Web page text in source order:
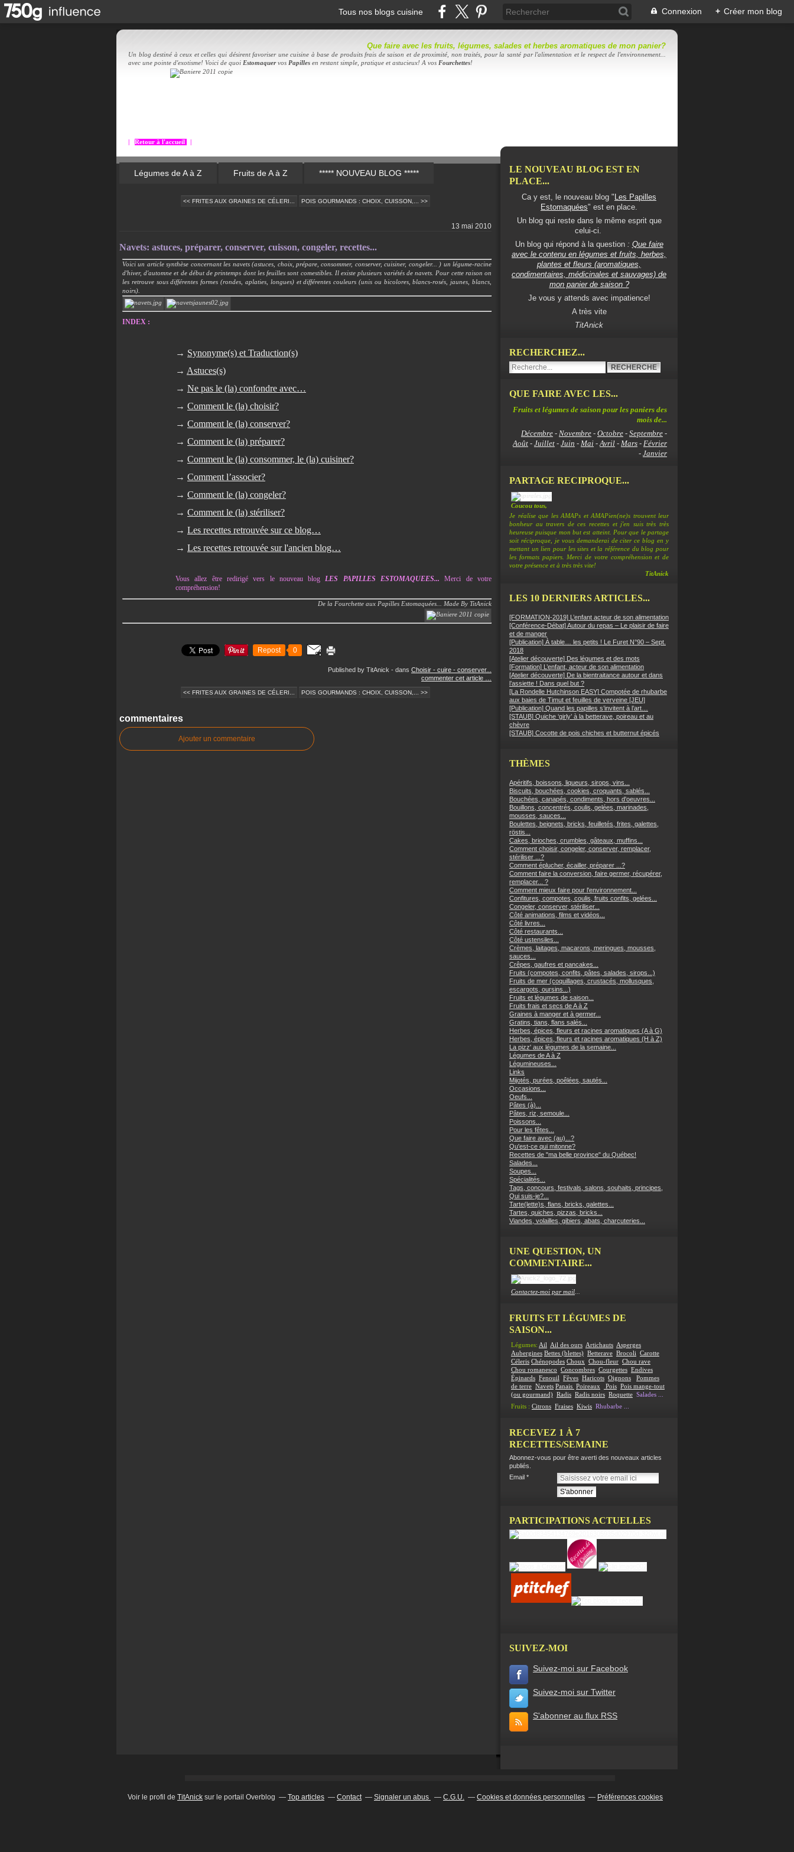
Tous nos blogs cuisine Connexion + Créer mon blog
Que faire avec les fruits, légumes, salades et herbes aromatiques de mon panier?
Un blog destiné à ceux et celles qui désirent favoriser une cuisine à base de produits frais de saison et de proximité, non traités, pour la santé par l'alimentation et le respect de l'environnement...
avec une pointe d'exotisme! Voici de quoi Estomaquervos Papilles en restant simple, pratique et astucieux! A vos Fourchettes!
Retour à l'accueil
Légumes de A à Z Fruits de A à Z ***** NOUVEAU BLOG *****
<< FRITES AUX GRAINES DE CÉLERI... POIS GOURMANDS : CHOIX, CUISSON,... >>
13 mai 2010
Navets: astuces, préparer, conserver, cuisson, congeler, recettes...
Voici un article synthèse concernant les navets (astuces, choix, prépare, consommer, conserver, cuisiner, congeler... ) un légume-racine
d'hiver, d'automne et de début de printemps dont les feuilles sont comestibles. Il existe plusieurs variétés de navets. Pour cette raison on
les retrouve sous différentes formes (rondes, aplaties, longues) et différentes couleurs (unis ou bicolores, blancs-rosés, jaunes, blancs,
noirs).
INDEX :
→ Synonyme(s) et Traduction(s)
→ Astuces(s)
→ Ne pas le (la) confondre avec…
→ Comment le (la) choisir?
→ Comment le (la) conserver?
→ Comment le (la) préparer?
→ Comment le (la) consommer, le (la) cuisiner?
→ Comment l’associer?
→ Comment le (la) congeler?
→ Comment le (la) stériliser?
→ Les recettes retrouvée sur ce blog…
→ Les recettes retrouvée sur l'ancien blog…
Vous allez être redirigé vers le nouveau blogLES PAPILLES ESTOMAQUEES...Merci de votre
compréhension!
De la Fourchette aux Papilles Estomaquées... Made By TitAnick
Repost 0
Published by TitAnick - dans Choisir - cuire - conserver...
commenter cet article
<< FRITES AUX GRAINES DE CÉLERI... POIS GOURMANDS : CHOIX, CUISSON,... >>
commentaires
Ajouter un commentaire
LE NOUVEAU BLOG EST EN
PLACE...
Ca y est, le nouveau blog " Les Papilles
Estomaquées" est en place.
Un blog qui reste dans le même esprit que
celui-ci.
Un blog qui répond à la question : Que faire
avec le contenu en légumes et fruits, herbes,
plantes et fleurs (aromatiques,
condimentaires, médicinales et sauvages) de
mon panier de saison ?
Je vous y attends avec impatience!
A très vite
TitAnick
RECHERCHEZ...
QUE FAIRE AVEC LES...
Fruits et légumes de saison pour les paniers des
mois de...
Décembre - Novembre - Octobre - Septembre -
Août - Juillet - Juin - Mai -Avril - Mars - Février
- Janvier
PARTAGE RECIPROQUE...
Coucou tous,
Je réalise que les AMAPs et AMAPien(ne)s trouvent leur
bonheur au travers de ces recettes et j'en suis très très
heureuse puisque mon but est atteint. Pour que le partage
soit réciproque, je vous demanderai de citer ce blog en y
mettant un lien pour les sites et la référence du blog pour
les formats papiers. Merci de votre compréhension et de
votre présence et à très très vite!
TitAnick
LES 10 DERNIERS ARTICLES...
[FORMATION-2019] L’enfant acteur de son alimentation
[Conférence-Débat] Autour du repas – Le plaisir de faire
et de manger
[Publication] À table… les petits ! Le Furet N°90 – Sept.
2018
[Atelier découverte] Des légumes et des mots
[Formation] L’enfant, acteur de son alimentation
[Atelier découverte] De la bientraitance autour et dans
l’assiette ! Dans quel but ?
[La Rondelle Hutchinson EASY] Compotée de rhubarbe
aux baies de Timut et feuilles de verveine [JEU]
[Publication] Quand les papilles s’invitent à l’art…
[STAUB] Quiche ‘girly’ à la betterave, poireau et au
chèvre
[STAUB] Cocotte de pois chiches et butternut épicés
THÈMES
Apéritifs, boissons, liqueurs, sirops, vins...
Biscuits, bouchées, cookies, croquants, sablés...
Bouchées, canapés, condiments, hors d'oeuvres...
Bouillons, concentrés, coulis, gelées, marinades,
mousses, sauces...
Boulettes, beignets, bricks, feuilletés, frites, galettes,
röstis...
Cakes, brioches, crumbles, gâteaux, muffins...
Comment choisir, congeler, conserver, remplacer,
stériliser ...?
Comment éplucher, écailler, préparer ...?
Comment faire la conversion, faire germer, récupérer,
remplacer... ?
Comment mieux faire pour l'environnement...
Confitures, compotes, coulis, fruits confits, gelées...
Congeler, conserver, stériliser...
Côté animations, films et vidéos...
Côté livres...
Côté restaurants...
Côté ustensiles...
Crèmes, laitages, macarons, meringues, mousses,
sauces...
Crêpes, gaufres et pancakes...
Fruits (compotes, confits, pâtes, salades, sirops...)
Fruits de mer (coquillages, crustacés, mollusques,
escargots, oursins...)
Fruits et légumes de saison...
Fruits frais et secs de A à Z
Graines à manger et à germer...
Gratins, tians, flans salés...
Herbes, épices, fleurs et racines aromatiques (A à G)
Herbes, épices, fleurs et racines aromatiques (H à Z)
La pizz' aux légumes de la semaine...
Légumes de A à Z
Légumineuses...
Links
Mijotés, purées, poêlées, sautés...
Occasions...
Oeufs...
Pâtes (à)...
Pâtes, riz, semoule...
Poissons...
Pour les fêtes...
Que faire avec (au)...?
Qu'est-ce qui mitonne?
Recettes de "ma belle province" du Québec!
Salades...
Soupes...
Spécialités...
Tags, concours, festivals, salons, souhaits, principes,
Qui suis-je?...
Tarte(lette)s, flans, bricks, galettes...
Tartes, quiches, pizzas, bricks...
Viandes, volailles, gibiers, abats, charcuteries...
UNE QUESTION, UN
COMMENTAIRE...
Contactez-moi par mail
FRUITS ET LÉGUMES DE
SAISON...
Légumes: Ail Ail des ours Artichauts Asperges
Aubergines Bettes (blettes) Betterave Brocoli
Carotte
Céleris Chénopodes Choux Chou-fleur Chou rave
Chou romanesco
Concombres Courgettes Endives
Épinards Fenouil Fêves Haricots Oignons
Pommes
de terre Navets Panais Poireaux Pois Pois mange-tout
(ou gourmand) Radis Radis noirs Roquette Salades
Fruits : Citrons Fraises Kiwis Rhubarbe
RECEVEZ 1 À 7
RECETTES/SEMAINE
Abonnez-vous pour être averti des nouveaux articles
publiés.
Email
PARTICIPATIONS ACTUELLES
SUIVEZ-MOI
Suivez-moi sur Facebook
Suivez-moi sur Twitter
S'abonner au flux RSS
Voir le profil de TitAnick sur le portail Overblog Top articles Contact Signaler un abus C.G.U. Cookies et données personnelles Préférences cookies